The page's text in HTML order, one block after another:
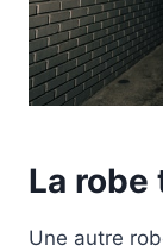
La robe
Une autre